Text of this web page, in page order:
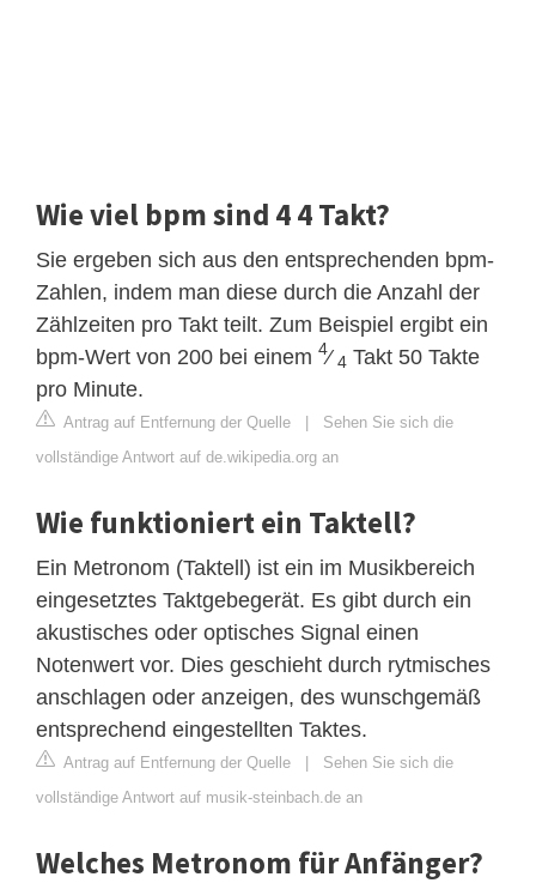
Wie viel bpm sind 4 4 Takt?
Sie ergeben sich aus den entsprechenden bpm-
Zahlen, indem man diese durch die Anzahl der
Zählzeiten pro Takt teilt. Zum Beispiel ergibt ein
bpm-Wert von 200 bei einem 4⁄ 4 Takt 50 Takte
pro Minute.
Antrag auf Entfernung der Quelle | Sehen Sie sich die
vollständige Antwort auf de.wikipedia.org an
Wie funktioniert ein Taktell?
Ein Metronom (Taktell) ist ein im Musikbereich
eingesetztes Taktgebegerät. Es gibt durch ein
akustisches oder optisches Signal einen
Notenwert vor. Dies geschieht durch rytmisches
anschlagen oder anzeigen, des wunschgemäß
entsprechend eingestellten Taktes.
Antrag auf Entfernung der Quelle | Sehen Sie sich die
vollständige Antwort auf musik-steinbach.de an
Welches Metronom für Anfänger?